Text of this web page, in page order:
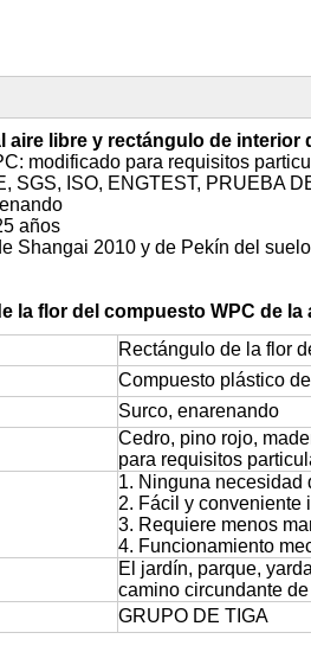
libre y rectángulo de interior
modificado para requisitos
ISO, ENGTEST, PRUEBA
años
2010 y de Pekín del
la flor del compuesto WPC de la
Rectángulo de la flor
Compuesto plástico
Surco, enarenando
Cedro, pino rojo,
para requisitos
1. Ninguna necesidad
2. Fácil y conveniente
3. Requiere menos
4. Funcionamiento
El jardín, parque,
camino circundante
GRUPO DE TIGA